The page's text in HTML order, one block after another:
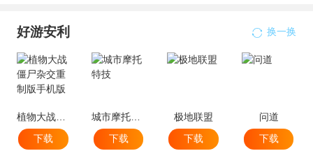
好游安利 换一换
植物大战僵尸杂交重制版手机版
下载
城市摩托特技
下载
极地联盟
下载
问道
下载